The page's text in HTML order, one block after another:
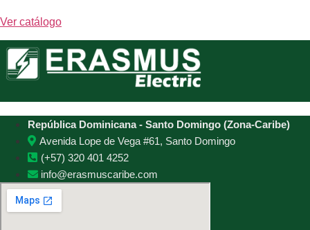
Ver catálogo
República Dominicana - Santo Domingo (Zona-Caribe)
Avenida Lope de Vega #61, Santo Domingo
(+57) 320 401 4252
info@erasmuscaribe.com